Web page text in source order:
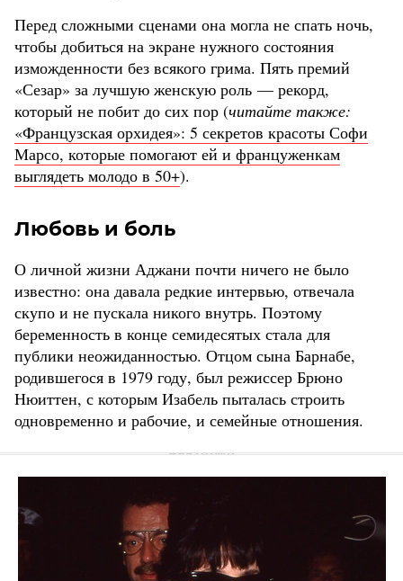
Перед сложными сценами она могла не спать ночь,
чтобы добиться на экране нужного состояния
изможденности без всякого грима. Пять премий
«Сезар» за лучшую женскую роль — рекорд,
который не побит до сих пор (читайте также:
«Французская орхидея»: 5 секретов красоты Софи
Марсо, которые помогают ей и француженкам
выглядеть молодо в 50+).
Любовь и боль
О личной жизни Аджани почти ничего не было
известно: она давала редкие интервью, отвечала
скупо и не пускала никого внутрь. Поэтому
беременность в конце семидесятых стала для
публики неожиданностью. Отцом сына Барнабе,
родившегося в 1979 году, был режиссер Брюно
Нюиттен, с которым Изабель пыталась строить
одновременно и рабочие, и семейные отношения.